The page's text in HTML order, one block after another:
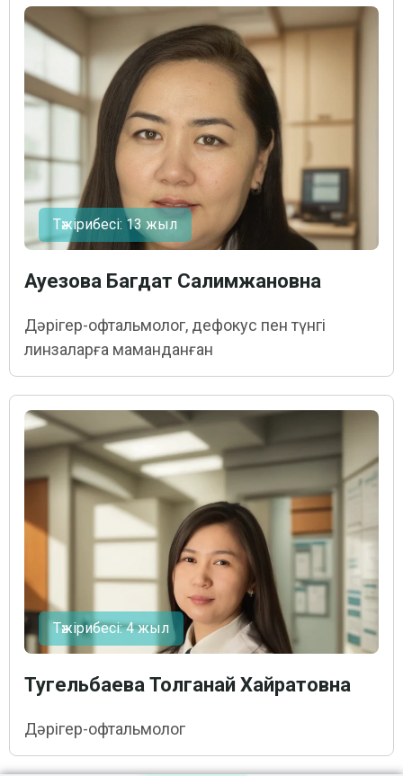
Тәжірибесі: 13 жыл
Ауезова Багдат Салимжановна
Дәрігер-офтальмолог, дефокус пен түнгі
линзаларға маманданған
Тәжірибесі: 4 жыл
Тугельбаева Толганай Хайратовна
Дәрігер-офтальмолог